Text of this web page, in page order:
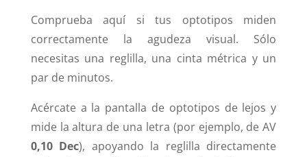
Comprueba aquí si tus optotipos miden
correctamente la agudeza visual. Sólo
necesitas una reglilla, una cinta métrica y un
par de minutos.
Acércate a la pantalla de optotipos de lejos y
mide la altura de una letra (por ejemplo, de AV
0,10 Dec), apoyando la reglilla directamente